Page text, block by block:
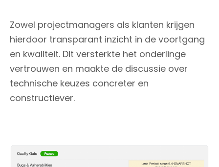
Zowel projectmanagers als klanten krijgen
hierdoor transparant inzicht in de voortgang
en kwaliteit. Dit versterkte het onderlinge
vertrouwen en maakte de discussie over
technische keuzes concreter en
constructiever.